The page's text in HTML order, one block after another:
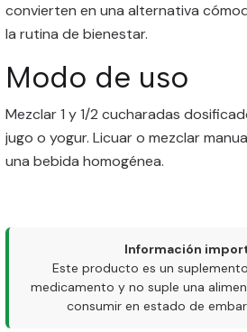
convierten en una alternativa
la rutina de bienestar.
Modo de uso
Mezclar 1 y 1/2 cucharadas
jugo o yogur. Licuar o mezclar
una bebida homogénea.
Información
Este producto es un
medicamento y no suple una
consumir en estado de